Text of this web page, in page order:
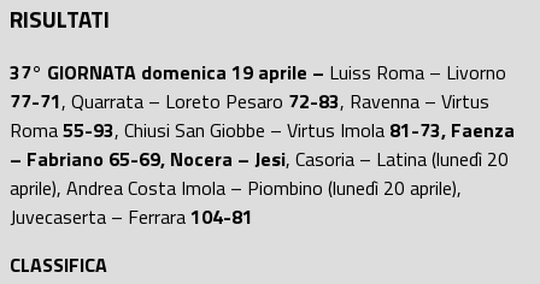
RISULTATI
37° GIORNATA domenica 19 aprile – Luiss Roma – Livorno
77-71, Quarrata – Loreto Pesaro 72-83, Ravenna – Virtus
Roma55-93, Chiusi San Giobbe – Virtus Imola 81-73, Faenza
– Fabriano 65-69, Nocera – Jesi, Casoria – Latina (lunedì 20
aprile), Andrea Costa Imola – Piombino (lunedì 20 aprile),
Juvecaserta – Ferrara104-81
CLASSIFICA